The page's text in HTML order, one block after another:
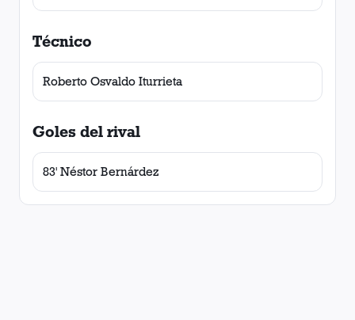
Técnico
Roberto Osvaldo Iturrieta
Goles del rival
83' Néstor Bernárdez